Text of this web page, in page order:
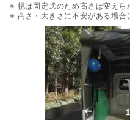
※ 幌は固定式のため高さは変えら
※ 高さ・大きさに不安がある場合